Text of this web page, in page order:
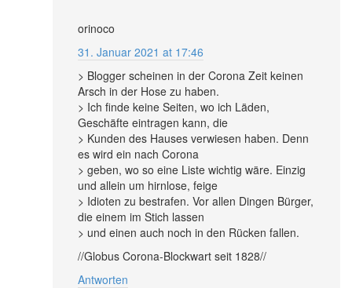
orinoco
31. Januar 2021 at 17:46
> Blogger scheinen in der Corona Zeit keinen
Arsch in der Hose zu haben.
> Ich finde keine Seiten, wo ich Läden,
Geschäfte eintragen kann, die
> Kunden des Hauses verwiesen haben. Denn
es wird ein nach Corona
> geben, wo so eine Liste wichtig wäre. Einzig
und allein um hirnlose, feige
> Idioten zu bestrafen. Vor allen Dingen Bürger,
die einem im Stich lassen
> und einen auch noch in den Rücken fallen.
//Globus Corona-Blockwart seit 1828//
Antworten